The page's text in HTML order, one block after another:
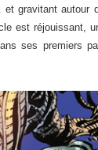
autour
est réjouissant,
ses premiers